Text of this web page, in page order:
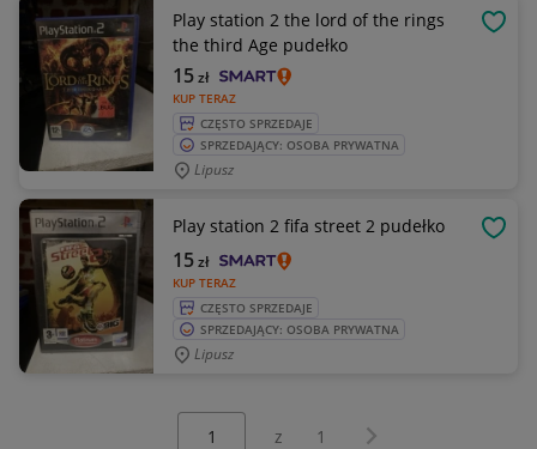
Play station 2 the lord of the rings
the third Age pudełko
KUP TERAZ
15zł
CZĘSTO SPRZEDAJE
SPRZEDAJĄCY: OSOBA PRYWATNA
Lipusz
Play station 2 fifa street 2 pudełko
KUP TERAZ
15zł
CZĘSTO SPRZEDAJE
SPRZEDAJĄCY: OSOBA PRYWATNA
Lipusz
z 1 Następna strona